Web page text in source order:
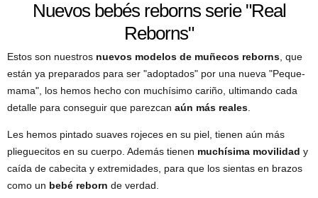
Nuevos bebés reborns serie "Real
Reborns"
Estos son nuestros nuevos modelos de muñecos reborns , que
están ya preparados para ser "adoptados" por una nueva "Peque-
mama", los hemos hecho con muchísimo cariño, ultimando cada
detalle para conseguir que parezcan aún más reales
Les hemos pintado suaves rojeces en su piel, tienen aún más
plieguecitos en su cuerpo. Además tienen muchísima movilidad y
caída de cabecita y extremidades, para que los sientas en brazos
como un bebé reborn de verdad.